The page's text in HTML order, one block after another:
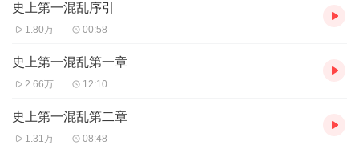
史上第一混乱序引
1.80万 00:58
史上第一混乱第一章
2.66万 12:10
史上第一混乱第二章
1.31万 08:48